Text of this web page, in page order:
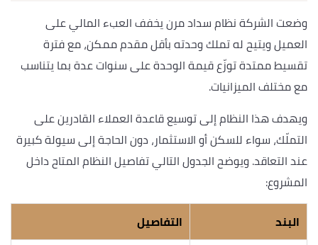
وضعت الشركة نظام سداد مرن يخفف العبء المالي على
العميل ويتيح له تملك وحدته بأقل مقدم ممكن، مع فترة
تقسيط ممتدة توزّع قيمة الوحدة على سنوات عدة بما يتناسب
مع مختلف الميزانيات.
ويهدف هذا النظام إلى توسيع قاعدة العملاء القادرين على
التملّك، سواء للسكن أو الاستثمار، دون الحاجة إلى سيولة كبيرة
عند التعاقد. ويوضح الجدول التالي تفاصيل النظام المتاح داخل
المشروع:
البند
التفاصيل